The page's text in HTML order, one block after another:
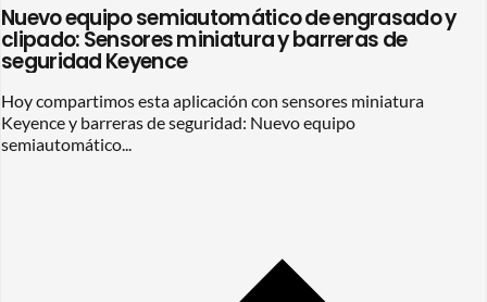
Nuevo equipo semiautomático de engrasado y
clipado: Sensores miniatura y barreras de
seguridad Keyence
Hoy compartimos esta aplicación con sensores miniatura
Keyence y barreras de seguridad: Nuevo equipo
semiautomático...